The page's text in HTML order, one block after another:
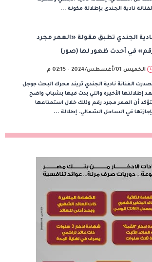
نادية الجندي بإطلالة مكونة ...
الجندي تطبق مقولة «العمر مجرد
في أحدث ظهور لها (صور)
الخميس 01/أغسطس/2024 - 02:15 م
الفنانة نادية الجندي تريند محرك البحث جوجل
إطلالتها الأخيرة والتي بدت فيها بشباب واضح
أن العمر مجرد رقم وذلك خلال استمتاعها
في الساحل الشمالي. إطلالة ...